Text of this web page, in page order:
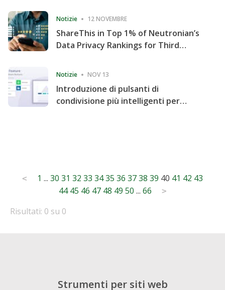
Notizie 12 NOVEMBRE
ShareThis in Top 1% of Neutronian’s
Data Privacy Rankings for Third
Notizie NOV 13
Introduzione di pulsanti di
condivisione più intelligenti per
Posts
pagination
< 1 ... 30 31 32 33 3435 36 3738 39 40 41 42 43
44 45 46 47 48 49 50 ... 66 >
Risultati: 0 su 0
Strumenti per siti web